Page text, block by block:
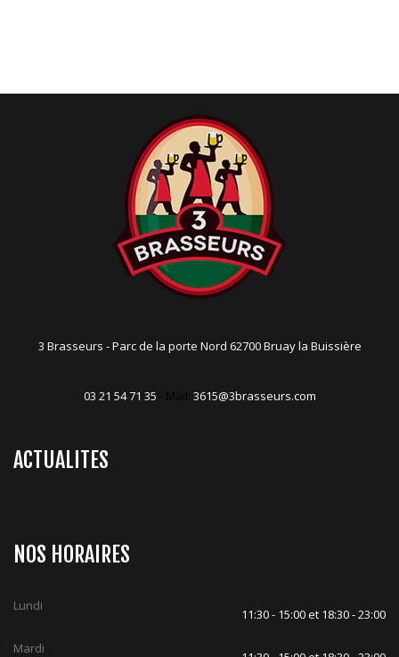
o
3 Brasseurs - Parc de la porte Nord 62700 Bruay la Buissière
03 21 54 71 35 - Mail: 3615@3brasseurs.com
ACTUALITES
NOS HORAIRES
Lundi
11:30 - 15:00 et 18:30 - 23:00
Mardi